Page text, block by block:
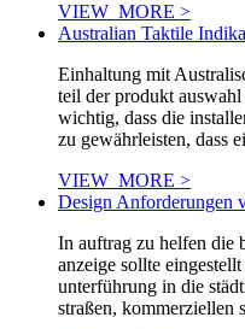
VIEW_MORE >
Australian Taktile
Einhaltung mit
teil der produkt
wichtig, dass die
zu gewährleisten, dass
VIEW_MORE >
Design Anforderungen
In auftrag zu helfen die
anzeige sollte
unterführung in die
straßen, kommerziellen